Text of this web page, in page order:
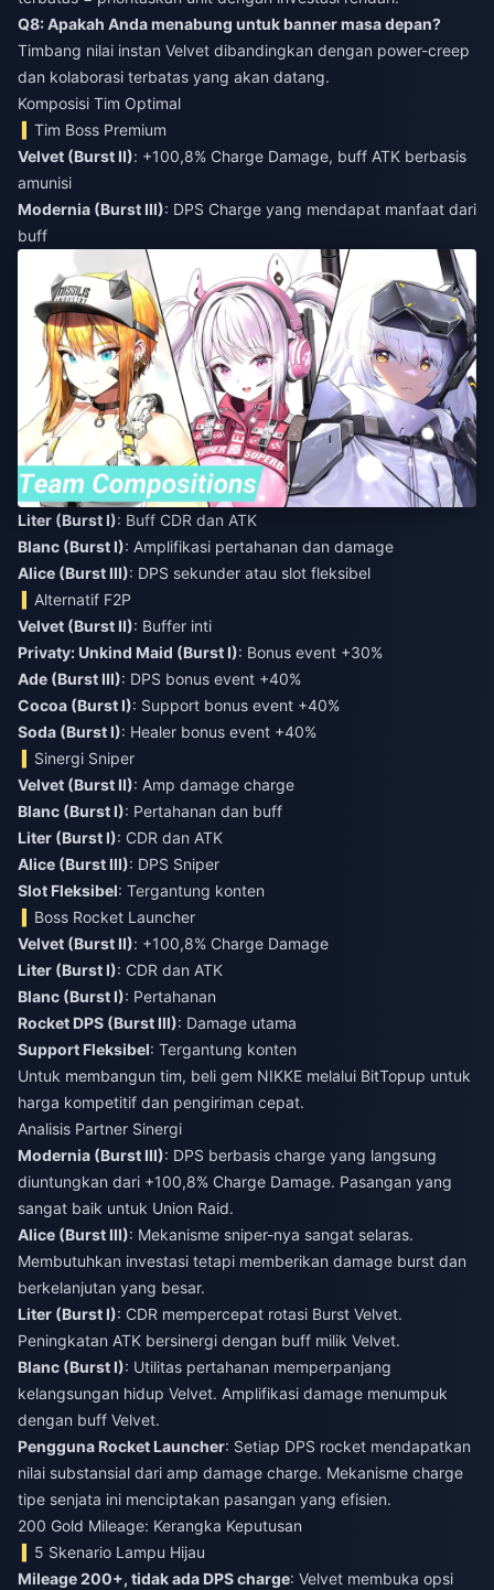
Q8: Apakah Anda menabung untuk banner masa depan?
Timbang nilai instan Velvet dibandingkan dengan power-creep
dan kolaborasi terbatas yang akan datang.
Komposisi Tim Optimal
Tim Boss Premium
Velvet (Burst II): +100,8% Charge Damage, buff ATK berbasis
amunisi
Modernia (Burst III): DPS Charge yang mendapat manfaat dari
buff
Liter (Burst I): Buff CDR dan ATK
Blanc (Burst I): Amplifikasi pertahanan dan damage
Alice (Burst III): DPS sekunder atau slot fleksibel
Alternatif F2P
Velvet (Burst II): Buffer inti
Privaty: Unkind Maid (Burst I): Bonus event +30%
Ade (Burst III): DPS bonus event +40%
Cocoa (Burst I): Support bonus event +40%
Soda (Burst I): Healer bonus event +40%
Sinergi Sniper
Velvet (Burst II): Amp damage charge
Blanc (Burst I): Pertahanan dan buff
Liter (Burst I): CDR dan ATK
Alice (Burst III): DPS Sniper
Slot Fleksibel: Tergantung konten
Boss Rocket Launcher
Velvet (Burst II): +100,8% Charge Damage
Liter (Burst I): CDR dan ATK
Blanc (Burst I): Pertahanan
Rocket DPS (Burst III): Damage utama
Support Fleksibel: Tergantung konten
Untuk membangun tim, beli gem NIKKE melalui BitTopup untuk
harga kompetitif dan pengiriman cepat.
Analisis Partner Sinergi
Modernia (Burst III): DPS berbasis charge yang langsung
diuntungkan dari +100,8% Charge Damage. Pasangan yang
sangat baik untuk Union Raid.
Alice (Burst III): Mekanisme sniper-nya sangat selaras.
Membutuhkan investasi tetapi memberikan damage burst dan
berkelanjutan yang besar.
Liter (Burst I): CDR mempercepat rotasi Burst Velvet.
Peningkatan ATK bersinergi dengan buff milik Velvet.
Blanc (Burst I): Utilitas pertahanan memperpanjang
kelangsungan hidup Velvet. Amplifikasi damage menumpuk
dengan buff Velvet.
Pengguna Rocket Launcher: Setiap DPS rocket mendapatkan
nilai substansial dari amp damage charge. Mekanisme charge
tipe senjata ini menciptakan pasangan yang efisien.
200 Gold Mileage: Kerangka Keputusan
5 Skenario Lampu Hijau
Mileage 200+, tidak ada DPS charge: Velvet membuka opsi